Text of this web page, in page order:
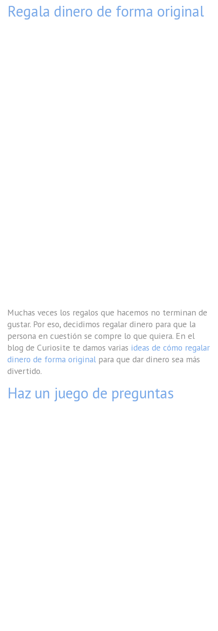
Regala dinero de forma original
Muchas veces los regalos que hacemos no terminan de
gustar. Por eso, decidimos regalar dinero para que la
persona en cuestión se compre lo que quiera. En el
blog de Curiosite te damos varias ideas de cómo regalar
dinero de forma original para que dar dinero sea más
divertido.
Haz un juego de preguntas